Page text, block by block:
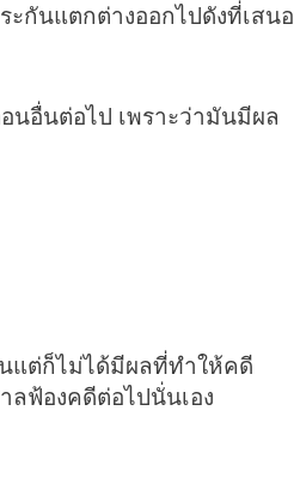
ะกันแตกต่างออกไปดังที่เสนอ
นอื่นต่อไป เพราะว่ามันมีผล
แต่ก็ไม่ได้มีผลที่ทำให้คดี
ฟ้องคดีต่อไปนั่นเอง